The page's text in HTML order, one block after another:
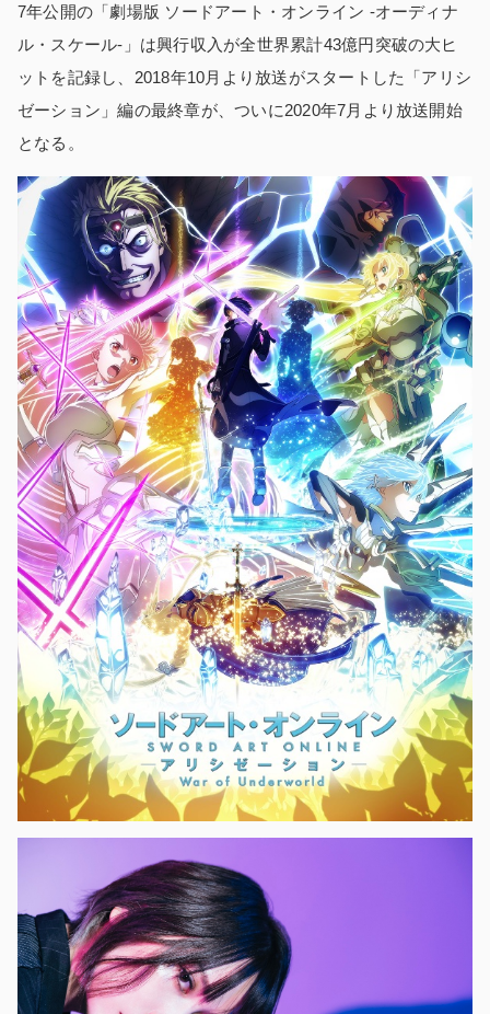
7年公開の「劇場版 ソードアート・オンライン -オーディナ
ル・スケール-」は興行収入が全世界累計43億円突破の大ヒ
ットを記録し、2018年10月より放送がスタートした「アリシ
ゼーション」編の最終章が、ついに2020年7月より放送開始
となる。